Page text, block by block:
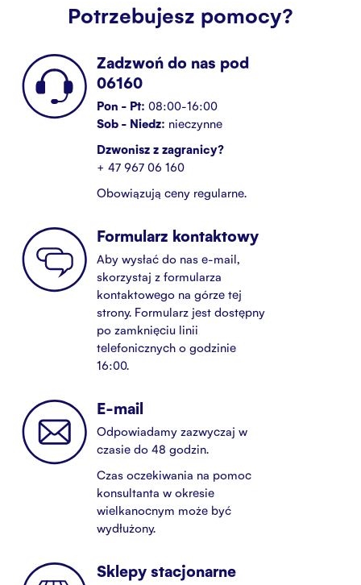
Potrzebujesz pomocy?
Zadzwoń do nas pod
06160
Pon - Pt: 08:00-16:00
Sob - Niedz: nieczynne
Dzwonisz z zagranicy?
+ 47 967 06 160
Obowiązują ceny regularne.
Formularz kontaktowy
Aby wysłać do nas e-mail,
skorzystaj z formularza
kontaktowego na górze tej
strony. Formularz jest dostępny
po zamknięciu linii
telefonicznych o godzinie
16:00.
E-mail
Odpowiadamy zazwyczaj w
czasie do 48 godzin.
Czas oczekiwania na pomoc
konsultanta w okresie
wielkanocnym może być
wydłużony.
Sklepy stacjonarne